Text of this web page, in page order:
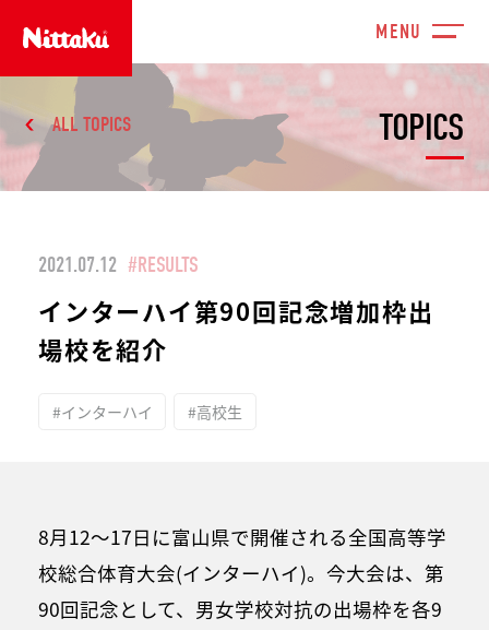
TOPICS
ALL TOPICS
2021.07.12 #RESULTS
インターハイ第90回記念増加枠出
場校を紹介
#インターハイ #高校生
8月12～17日に富山県で開催される全国高等学
校総合体育大会(インターハイ)。今大会は、第
90回記念として、男女学校対抗の出場枠を各9